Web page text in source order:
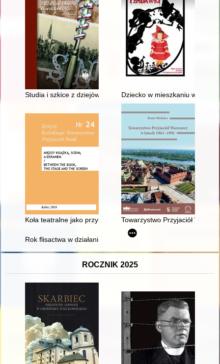
Studia i szkice z dziejów obozu narodowego. T. 2
Dziecko w mieszkaniu w myśli
Koła teatralne jako przykład pracy społeczno-oświatowej na
Towarzystwo Przyjaciół
Rok flisactwa w działaniach Towarzystwa Miłośników
ROCZNIK 2025